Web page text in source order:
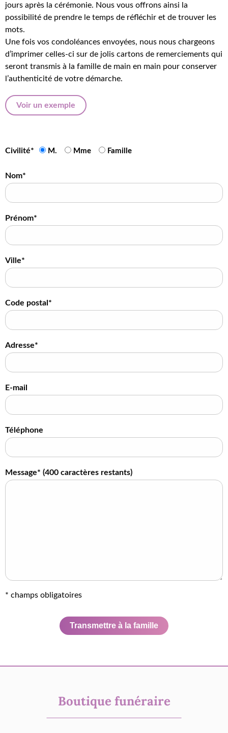
jours après la cérémonie. Nous vous offrons ainsi la
possibilité de prendre le temps de réfléchir et de trouver les
mots.
Une fois vos condoléances envoyées, nous nous chargeons
d’imprimer celles-ci sur de jolis cartons de remerciements qui
seront transmis à la famille de main en main pour conserver
l’authenticité de votre démarche.
Voir un exemple
Civilité* M. Mme Famille
Nom*
Prénom*
Ville*
Code postal*
Adresse*
E-mail
Téléphone
Message* (400 caractères restants)
* champs obligatoires
Transmettre à la famille
Boutique funéraire